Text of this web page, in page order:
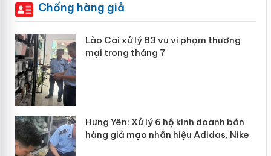
Chống hàng giả
Lào Cai xử lý 83 vụ vi phạm thương
mại trong tháng 7
Hưng Yên: Xử lý 6 hộ kinh doanh bán
hàng giả mạo nhãn hiệu Adidas, Nike